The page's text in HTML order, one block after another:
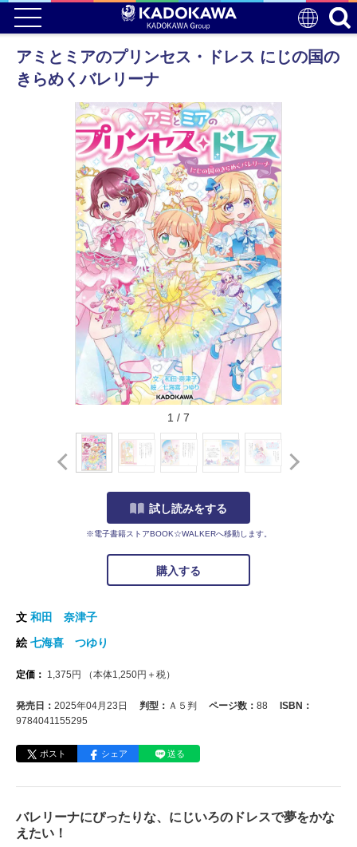
アミとミアのプリンセス・ドレス にじの国の
きらめくバレリーナ
1 / 7
試し読みをする
※電子書籍ストアBOOK☆WALKERへ移動します。
購入する
文 和田 奈津子
絵七海喜 つゆり
定価： 1,375 円 （本体1,250円＋税）
発売日： 2025年04月23日 判型： Ａ５判 ページ数： 88
ISBN：
9784041155295
ポスト シェア 送る
バレリーナにぴったりな、にじいろのドレスで夢をかな
えたい！